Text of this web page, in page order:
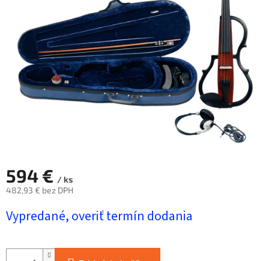
594 € / ks
482,93 € bez DPH
cena:
Vypredané, overiť termín dodania